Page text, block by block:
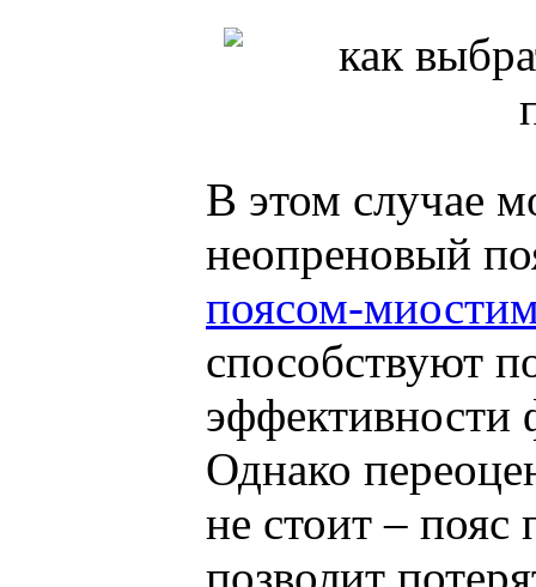
В этом случае
неопреновый
поясом-
способствуют
эффективности
Однако
не стоит – пояс
позволит